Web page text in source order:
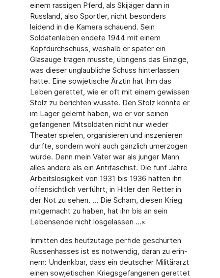
einem rassigen Pferd, als Skijäger dann in
Russland, also Sportler, nicht besonders
leidend in die Kamera schauend. Sein
Soldatenleben endete 1944 mit einem
Kopfdurchschuss, weshalb er später ein
Glasauge tragen musste, übrigens das Einzige,
was dieser unglaubliche Schuss hinterlassen
hatte. Eine sowjetische Ärztin hat ihm das
Leben gerettet, wie er oft mit einem gewissen
Stolz zu berichten wusste. Den Stolz könnte er
im Lager gelernt ha­ben, wo er vor seinen
gefangenen Mitsoldaten nicht nur wieder
Theater spielen, organisie­ren und inszenieren
durfte, sondern wohl auch gänzlich umerzogen
wurde. Denn mein Va­ter war als junger Mann
alles andere als ein Antifaschist. Die fünf Jahre
Arbeitslosigkeit von 1931 bis 1936 hatten ihn
offensichtlich verführt, in Hitler den Retter in
der Not zu se­hen. … Die Scham, diesen Krieg
mitgemacht zu haben, hat ihn bis an sein
Lebensende nicht losgelassen …«
Inmitten des heutzutage perfide geschürten
Russenhasses ist es notwendig, daran zu erin­
nern: Undenkbar, dass ein deutscher Militärarzt
einen sowjetischen Kriegsgefangenen gerettet